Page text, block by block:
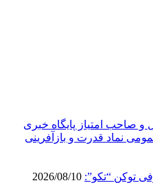
صاحب امتیاز پایگاه خبری
نماد قدرت و بازآفرینی
توکن “تکو”: